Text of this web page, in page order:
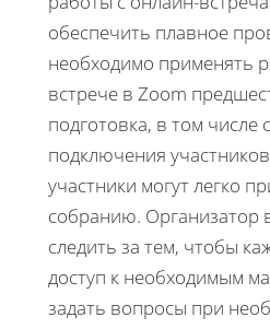
обеспечить плавное
необходимо применять
встрече в Zoom
подготовка, в том числе
подключения
участники могут легко
собранию. Организатор
следить за тем, чтобы
доступ к необходимым
задать вопросы при